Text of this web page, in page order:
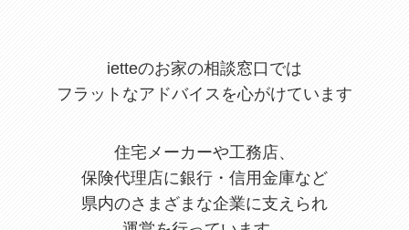
ietteのお家の相談窓口では
フラットなアドバイスを心がけています
住宅メーカーや工務店、
保険代理店に銀行・信用金庫など
県内のさまざまな企業に支えられ